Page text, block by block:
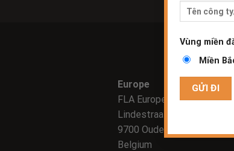
Vùng miền
Miền
Europe
FLA Europe NV
Lindestraat 58
9700 Oudenaarde
Belgium